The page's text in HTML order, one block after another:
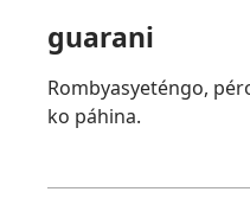
guarani
Rombyasyeténgo,
ko páhina.